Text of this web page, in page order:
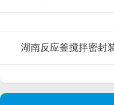
湖南反应釜搅拌密封